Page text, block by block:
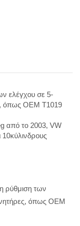
ελέγχου σε 5-
, όπως OEM T1019
από το 2003, VW
10κύλινδρους
ρύθμιση των
, όπως OEM